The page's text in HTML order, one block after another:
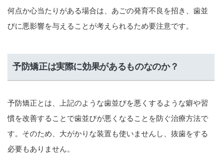
何点か心当たりがある場合は、あごの発育不良を招き、歯並
びに悪影響を与えることが考えられるため要注意です。
予防矯正は実際に効果があるものなのか？
予防矯正とは、上記のような歯並びを悪くするような癖や習
慣を改善することで歯並びが悪くなることを防ぐ治療方法で
す。そのため、大がかりな装置も使いませんし、抜歯をする
必要もありません。